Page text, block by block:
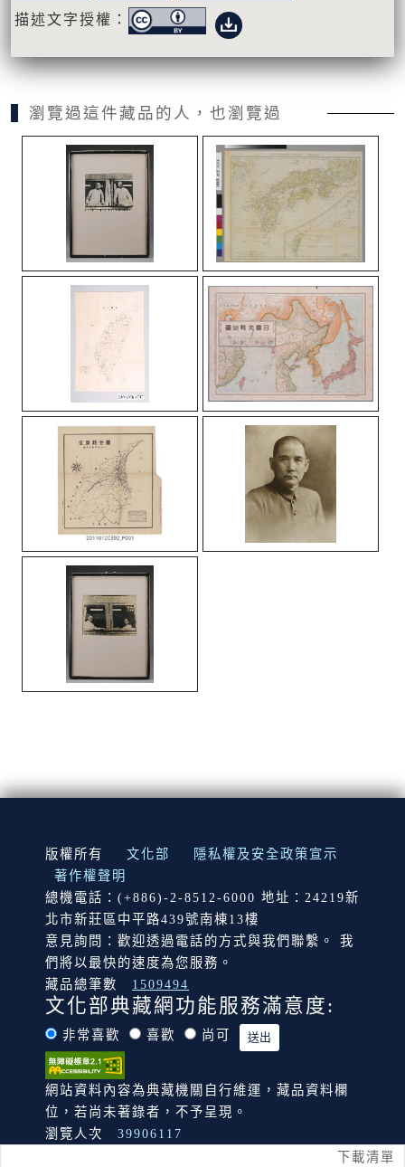
下載清單
描述文字授權：
瀏覽過這件藏品的人，也瀏覽過
:::
版權所有 文化部
隱私權及安全政策宣示
著作權聲明
總機電話：(+886)-2-8512-6000 地址：24219新
北市新莊區中平路439號南棟13樓
意見詢問：歡迎透過電話的方式與我們聯繫。 我
們將以最快的速度為您服務。
藏品總筆數
1509494
文化部典藏網功能服務滿意度:
非常喜歡 喜歡 尚可
網站資料內容為典藏機關自行維運，藏品資料欄
位，若尚未著錄者，不予呈現。
瀏覽人次
39906117